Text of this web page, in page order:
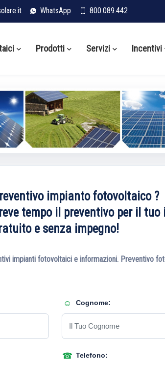
WhatsApp 800.089.442
Prodotti Servizi Incentivi
impianto fotovoltaico ?
tempo il preventivo per il
e senza impegno!
impianti fotovoltaici e informazioni. Preventivo
Cognome:
Telefono: